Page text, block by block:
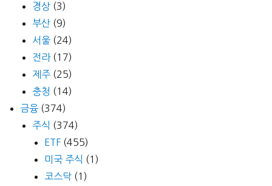
경상 (3)
부산 (9)
서울 (24)
전라(17)
제주 (25)
충청 (14)
금융 (374)
주식 (374)
ETF (455)
미국 주식 (1)
코스닥 (1)